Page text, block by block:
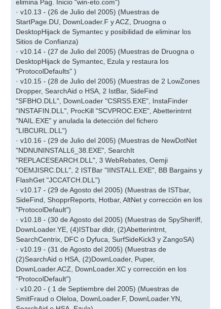
elimina Pag. Inicio "win-eto.com")
· v10.13 - (26 de Julio del 2005) (Muestras de
StartPage.DU, DownLoader.F y ACZ, Druogna o
DesktopHijack de Symantec y posibilidad de eliminar los
Sitios de Confianza)
· v10.14 - (27 de Julio del 2005) (Muestras de Druogna o
DesktopHijack de Symantec, Ezula y restaura los
"ProtocolDefaults" )
· v10.15 - (28 de Julio del 2005) (Muestras de 2 LowZones
Dropper, SearchAid o HSA, 2 IstBar, SideFind
"SFBHO.DLL", DownLoader "CSRSS.EXE", InstaFinder
"INSTAFIN.DLL", ProcKill "SCVPROC.EXE", Abetterintrnt
"NAIL.EXE" y anulada la detección del fichero
"LIBCURL.DLL")
· v10.16 - (29 de Julio del 2005) (Muestras de NewDotNet
"NDNUNINSTALL6_38.EXE", SearchIt
"REPLACESEARCH.DLL", 3 WebRebates, Oemji
"OEMJISRC.DLL", 2 ISTBar "IINSTALL.EXE", BB Bargains y
FlashGet "JCCATCH.DLL")
· v10.17 - (29 de Agosto del 2005) (Muestras de ISTbar,
SideFind, ShopprReports, Hotbar, AltNet y corrección en los
"ProtocolDefault")
· v10.18 - (30 de Agosto del 2005) (Muestras de SpySheriff,
DownLoader.YE, (4)ISTbar dldr, (2)Abetterintrnt,
SearchCentrix, DFC o Dyfuca, SurfSideKick3 y ZangoSA)
· v10.19 - (31 de Agosto del 2005) (Muestras de
(2)SearchAid o HSA, (2)DownLoader, Puper,
DownLoader.ACZ, DownLoader.XC y corrección en los
"ProtocolDefault")
· v10.20 - ( 1 de Septiembre del 2005) (Muestras de
SmitFraud o Oleloa, DownLoader.F, DownLoader.YN,